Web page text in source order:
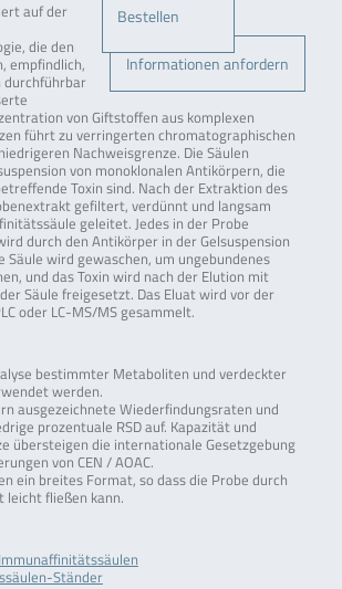
Bestellen
Informationen anfordern
auf der
die den
empfindlich,
durchführbar
von Giftstoffen aus komplexen
führt zu verringerten chromatographischen
Nachweisgrenze. Die Säulen
von monoklonalen Antikörpern, die
Toxin sind. Nach der Extraktion des
gefiltert, verdünnt und langsam
geleitet. Jedes in der Probe
durch den Antikörper in der Gelsuspension
Säule wird gewaschen, um ungebundenes
und das Toxin wird nach der Elution mit
Säule freigesetzt. Das Eluat wird vor der
oder LC-MS/MS gesammelt.
bestimmter Metaboliten und verdeckter
werden.
ausgezeichnete Wiederfindungsraten und
prozentuale RSD auf. Kapazität und
übersteigen die internationale Gesetzgebung
von CEN / AOAC.
ein breites Format, so dass die Probe durch
leicht fließen kann.
Ständer